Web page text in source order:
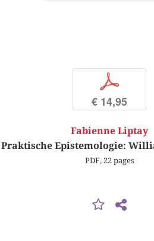
p
€ 14,95
Fabienne Liptay
Praktische Epistemologie:
PDF, 22 pages